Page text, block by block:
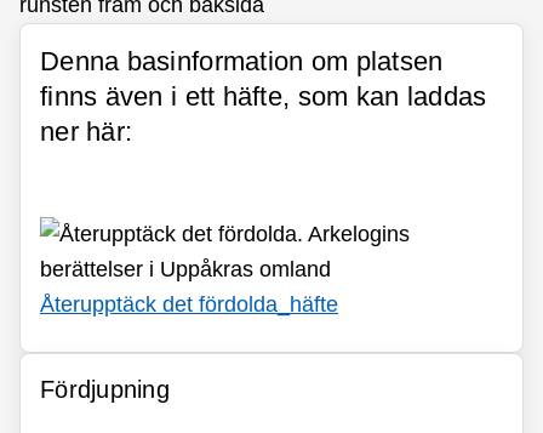
Denna basinformation om platsen
finns även i ett häfte, som kan laddas
ner här:
Återupptäck det fördolda_ häfte
Fördjupning